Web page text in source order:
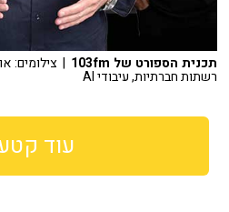
תכנית הספורט של 103fm
רשתות חברתיות, עיבודי AI
עוד